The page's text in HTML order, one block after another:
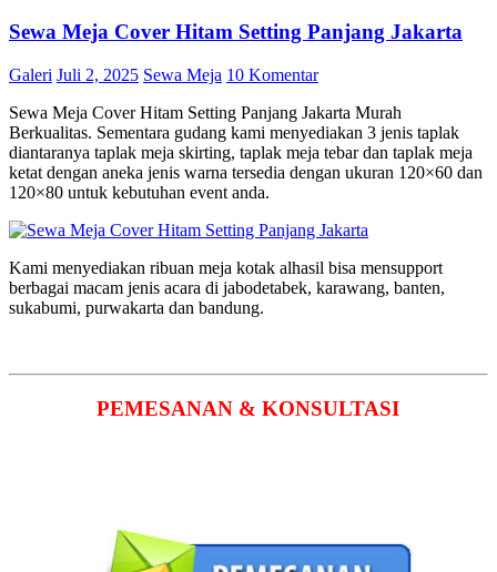
Sewa Meja Cover Hitam Setting Panjang Jakarta
Galeri Juli 2, 2025 Sewa Meja 10 Komentar
Sewa Meja Cover Hitam Setting Panjang Jakarta Murah
Berkualitas. Sementara gudang kami menyediakan 3 jenis taplak
diantaranya taplak meja skirting, taplak meja tebar dan taplak meja
ketat dengan aneka jenis warna tersedia dengan ukuran 120×60 dan
120×80 untuk kebutuhan event anda.
Kami menyediakan ribuan meja kotak alhasil bisa mensupport
berbagai macam jenis acara di jabodetabek, karawang, banten,
sukabumi, purwakarta dan bandung.
PEMESANAN & KONSULTASI